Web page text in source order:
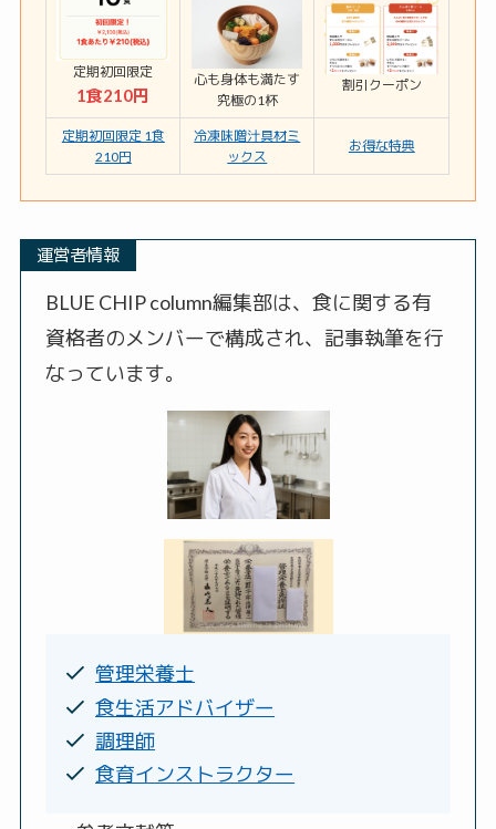
定期初回限定
1食210円
心も身体も満たす
究極の1杯
割引クーポン
定期初回限定 1食
210円
冷凍味噌汁具材ミ
ックス
お得な特典
運営者情報
BLUE CHIP column編集部は、食に関する有
資格者のメンバーで構成され、記事執筆を行
なっています。
管理栄養士
食生活アドバイザー
調理師
食育インストラクター